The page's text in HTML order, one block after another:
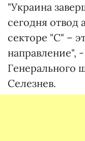
"Украина
сегодня отвод
секторе "С" –
направление",
Генерального
Селезнев.